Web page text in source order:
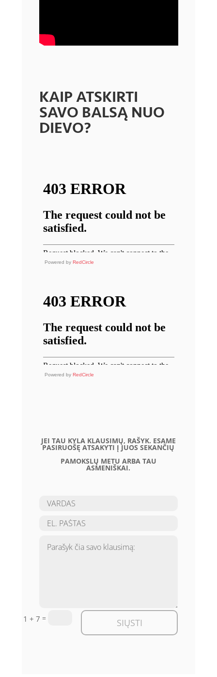
KAIP ATSKIRTI
SAVO BALSĄ NUO
DIEVO?
Powered by RedCircle
Powered by RedCircle
JEI TAU KYLA KLAUSIMŲ, RAŠYK. ESAME
PASIRUOŠĘ ATSAKYTI Į JUOS SEKANČIŲ
PAMOKSLŲ METU ARBA TAU
ASMENIŠKAI.
1 + 7 = SIŲSTI